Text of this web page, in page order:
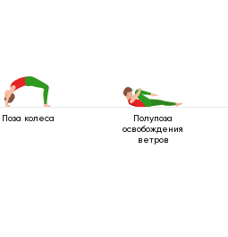
Поза колеса
Полупоза
освобождения
ветров